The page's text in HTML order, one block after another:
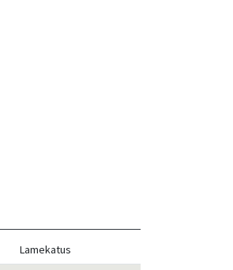
Lamekatus